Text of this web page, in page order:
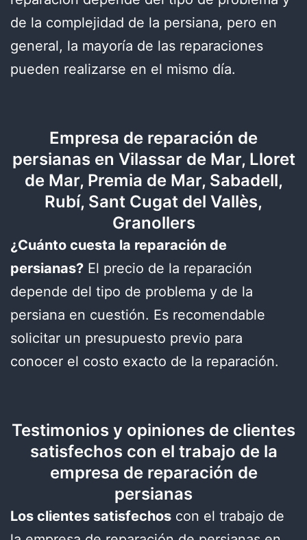
de la complejidad de la persiana, pero en
general, la mayoría de las reparaciones
pueden realizarse en el mismo día.
Empresa de reparación de
persianas en Vilassar de Mar, Lloret
de Mar, Premia de Mar, Sabadell,
Rubí, Sant Cugat del Vallès,
Granollers
¿Cuánto cuesta la reparación de
persianas? El precio de la reparación
depende del tipo de problema y de la
persiana en cuestión. Es recomendable
solicitar un presupuesto previo para
conocer el costo exacto de la reparación.
Testimonios y opiniones de clientes
satisfechos con el trabajo de la
empresa de reparación de
persianas
Los clientes satisfechos con el trabajo de